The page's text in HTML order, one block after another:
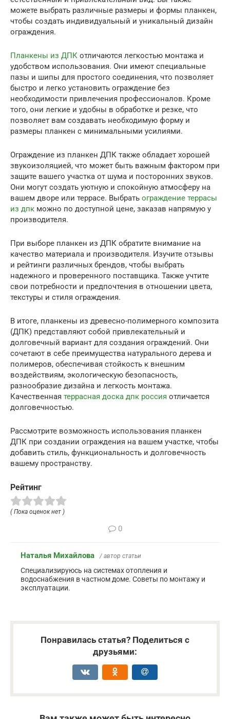
можете выбрать различные размеры и формы планкен,
чтобы создать индивидуальный и уникальный дизайн
ограждения.
Планкены из ДПК отличаются легкостью монтажа и
удобством использования. Они имеют специальные
пазы и шипы для простого соединения, что позволяет
быстро и легко установить ограждение без
необходимости привлечения профессионалов. Кроме
того, они легкие и удобны в обработке и резке, что
позволяет вам создавать необходимую форму и
размеры планкен с минимальными усилиями.
Ограждение из планкен ДПК также обладает хорошей
звукоизоляцией, что может быть важным фактором при
защите вашего участка от шума и посторонних звуков.
Они могут создать уютную и спокойную атмосферу на
вашем дворе или террасе. Выбрать ограждение террасы
из дпк можно по доступной цене, заказав напрямую у
производителя.
При выборе планкен из ДПК обратите внимание на
качество материала и производителя. Изучите отзывы
и рейтинги различных брендов, чтобы выбрать
надежного и проверенного поставщика. Также учтите
свои потребности и предпочтения в отношении цвета,
текстуры и стиля ограждения.
В итоге, планкены из древесно-полимерного композита
(ДПК) представляют собой привлекательный и
долговечный вариант для создания ограждений. Они
сочетают в себе преимущества натурального дерева и
полимеров, обеспечивая стойкость к внешним
воздействиям, экологическую безопасность,
разнообразие дизайна и легкость монтажа.
Качественная террасная доска дпк россия отличается
долговечностью.
Рассмотрите возможность использования планкен
ДПК при создании ограждения на вашем участке, чтобы
добавить стиль, функциональность и долговечность
вашему пространству.
Рейтинг
( Пока оценок нет )
0
Наталья Михайлова / автор статьи
Специализируюсь на системах отопления и
водоснабжения в частном доме. Советы по монтажу и
эксплуатации.
Понравилась статья? Поделиться с
друзьями: